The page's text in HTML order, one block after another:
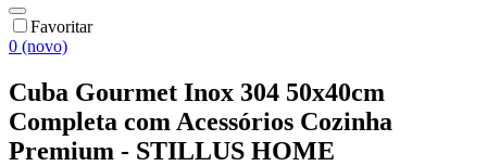
Favoritar
0 (novo)
Cuba Gourmet Inox 304 50x40cm
Completa com Acessórios Cozinha
Premium - STILLUS HOME